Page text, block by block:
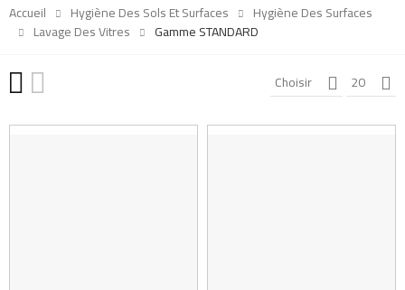
Accueil Hygiène Des Sols Et Surfaces
Hygiène Des Surfaces
Lavage Des Vitres
Gamme STANDARD
Choisir 20